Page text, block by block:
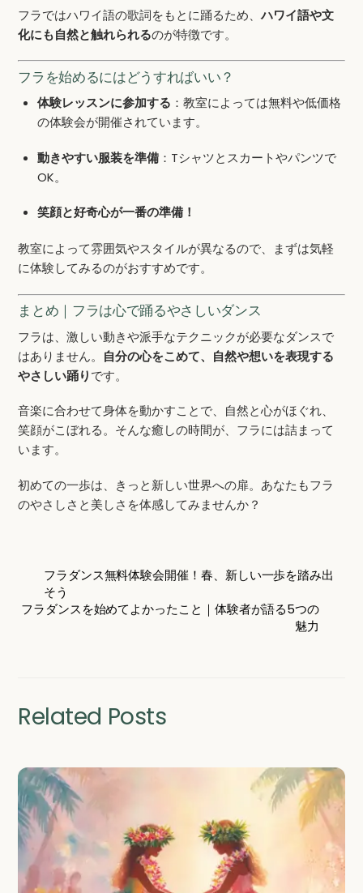
フラではハワイ語の歌詞をもとに踊るため、ハワイ語や文
化にも自然と触れられるのが特徴です。
フラを始めるにはどうすればいい？
体験レッスンに参加する ：教室によっては無料や低価格
の体験会が開催されています。
動きやすい服装を準備 ：Tシャツとスカートやパンツで
OK。
笑顔と好奇心が一番の準備！
教室によって雰囲気やスタイルが異なるので、まずは気軽
に体験してみるのがおすすめです。
まとめ｜フラは心で踊るやさしいダンス
フラは、激しい動きや派手なテクニックが必要なダンスで
はありません。 自分の心をこめて、自然や想いを表現する
やさしい踊りです。
音楽に合わせて身体を動かすことで、自然と心がほぐれ、
笑顔がこぼれる。そんな癒しの時間が、フラには詰まって
います。
初めての一歩は、きっと新しい世界への扉。あなたもフラ
のやさしさと美しさを体感してみませんか？
フラダンス無料体験会開催！春、新しい一歩を踏み出
そう
フラダンスを始めてよかったこと｜体験者が語る5つの
魅力
Related Posts